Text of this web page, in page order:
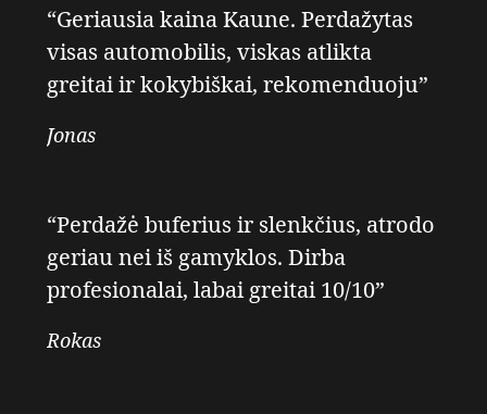
“Geriausia kaina Kaune. Perdažytas
visas automobilis, viskas atlikta
greitai ir kokybiškai, rekomenduoju”
Jonas
“Perdažė buferius ir slenkčius, atrodo
geriau nei iš gamyklos. Dirba
profesionalai, labai greitai 10/10”
Rokas